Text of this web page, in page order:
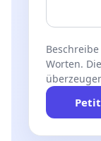
Worten.